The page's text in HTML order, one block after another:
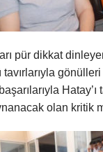
pür dikkat
olan kritik